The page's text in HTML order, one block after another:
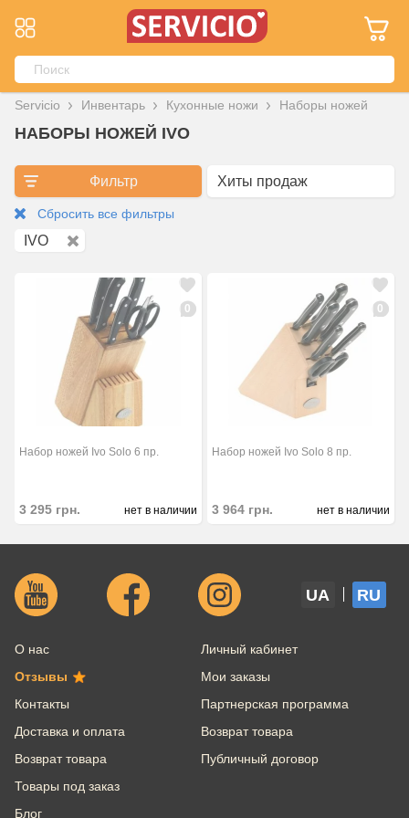
Servicio Инвентарь Кухонные ножи Наборы ножей
НАБОРЫ НОЖЕЙ IVO
Фильтр
Сбросить все фильтры
IVO
0
Набор ножей Ivo Solo 6 пр.
3 295 грн. нет в наличии
0
Набор ножей Ivo Solo 8 пр.
3 964 грн. нет в наличии
UA RU
О нас
Отзывы
Контакты
Доставка и оплата
Возврат товара
Товары под заказ
Блог
Личный кабинет
Мои заказы
Партнерская программа
Возврат товара
Публичный договор